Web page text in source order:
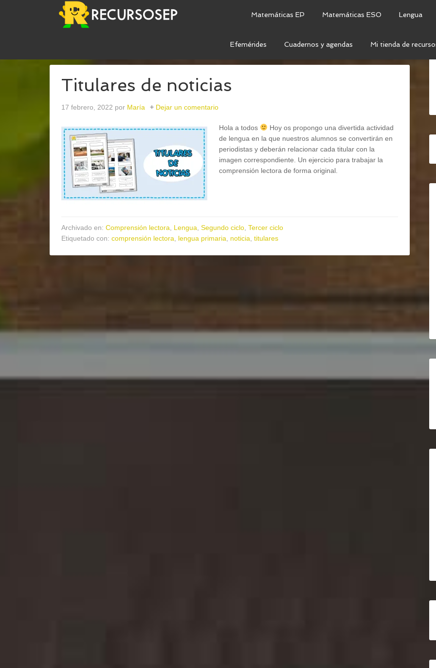
Matemáticas EP Matemáticas ESO Lengua
Efemérides Cuadernos y agendas Mi tienda de
Titulares de noticias
17 febrero, 2022 por María Dejar un comentario
Hola a todos
Hoy os propongo una divertida actividad
de lengua en la que nuestros alumnos se convertirán en
periodistas y deberán relacionar cada titular con la
imagen correspondiente. Un ejercicio para trabajar la
comprensión lectora de forma original.
Archivado en: Comprensión lectora Lengua Segundo ciclo Tercer ciclo
Etiquetado con: comprensión lectora lengua primaria noticia titulares